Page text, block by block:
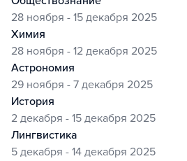
28 ноября - 15 декабря 2025
химия
28 ноября - 12 декабря 2025
астрономия
29 ноября - 7 декабря 2025
история
2 декабря - 15 декабря 2025
лингвистика
5 декабря - 14 декабря 2025